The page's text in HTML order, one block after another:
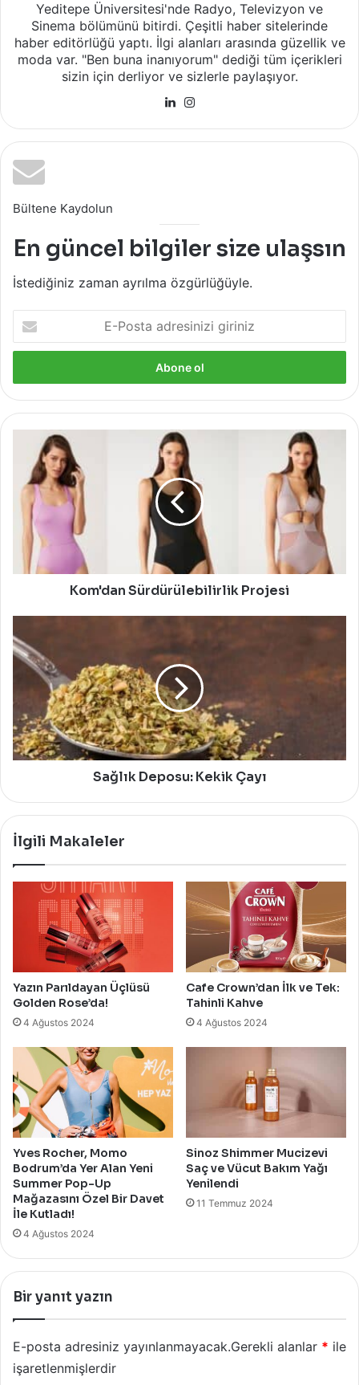
Yeditepe Üniversitesi'nde Radyo, Televizyon ve
Sinema bölümünü bitirdi. Çeşitli haber sitelerinde
haber editörlüğü yaptı. İlgi alanları arasında güzellik ve
moda var. "Ben buna inanıyorum" dediği tüm içerikleri
sizin için derliyor ve sizlerle paylaşıyor.
LinkedIn
Bültene Kaydolun
En güncel bilgiler size ulaşsın
İstediğiniz zaman ayrılma özgürlüğüyle.
E-
Posta
adresinizi
Kom'dan
Sürdürülebilirlik
Projesi
Kom'dan Sürdürülebilirlik Projesi
Deposu:
Kekik
Çayı
Sağlık Deposu: Kekik Çayı
İlgili Makaleler
Yazın Parıldayan Üçlüsü
Golden Rose’da!
4 Ağustos 2024
Cafe Crown’dan İlk ve Tek:
Tahinli Kahve
4 Ağustos 2024
Yves Rocher, Momo
Bodrum’da Yer Alan Yeni
Summer Pop-Up
Mağazasını Özel Bir Davet
İle Kutladı!
4 Ağustos 2024
Sinoz Shimmer Mucizevi
Saç ve Vücut Bakım Yağı
Yenilendi
11 Temmuz 2024
Bir yanıt yazın
E-posta adresiniz yayınlanmayacak.Gerekli alanlar * ile
işaretlenmişlerdir